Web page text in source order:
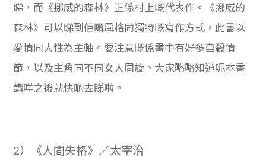
睇，而《挪威的森林》正係村上嘅代表作。《挪威的
森林》可以睇到佢嘅風格同獨特嘅寫作方式，此書以
愛情同人性為主軸。要注意嘅係書中有好多自殺情
節，以及主角同不同女人周旋。大家略略知道呢本書
講咩之後就快啲去睇啦。
2）《人間失格》／太宰治